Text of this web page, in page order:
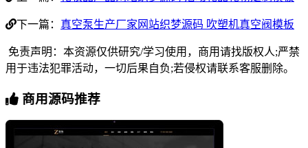
下一篇： 真空泵生产厂家网站织梦源码 吹塑机真空阀模板
免责声明：本资源仅供研究/学习使用，商用请找版权人;严禁
用于违法犯罪活动，一切后果自负;若侵权请联系客服删除。
商用源码推荐